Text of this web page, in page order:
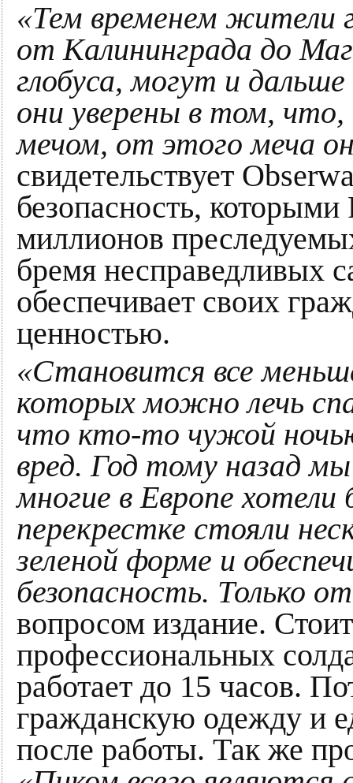
«Тем временем жители
от Калининграда до
глобуса, могут и
они уверены в том,
мечом, от этого меча
свидетельствует
безопасность,
миллионов
бремя несправедливых
обеспечивает своих
ценностью.
«Становится все
которых можно лечь
что кто-то чужой
вред. Год тому назад
многие в Европе
перекрестке стояли
зеленой форме и
безопасность. Только
вопросом издание.
профессиональных
работает до 15 часов.
гражданскую одежду и
после работы. Так же